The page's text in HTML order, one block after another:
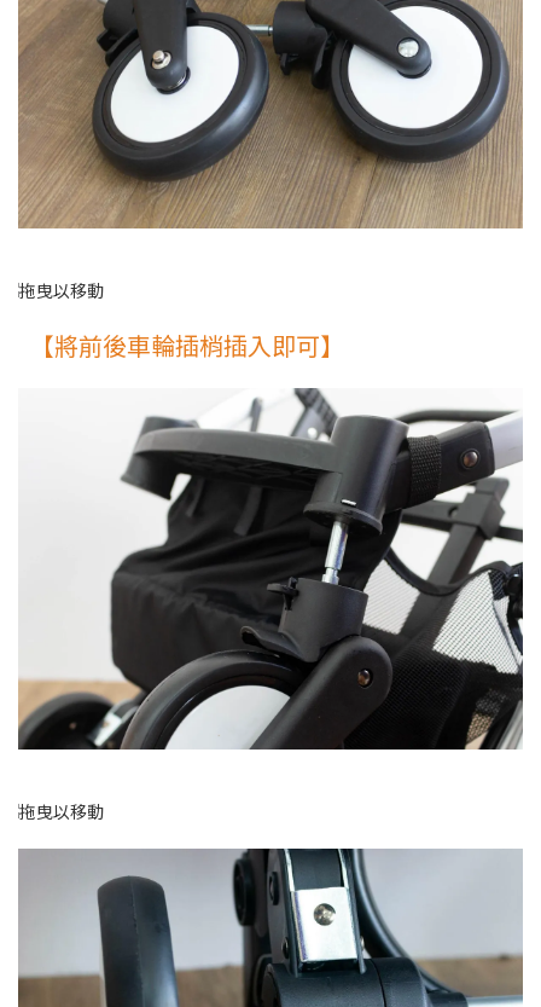
【將前後車輪插梢插入即可】